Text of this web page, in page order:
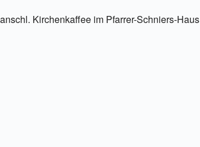
anschl. Kirchenkaffee im Pfarrer-Schniers-Haus